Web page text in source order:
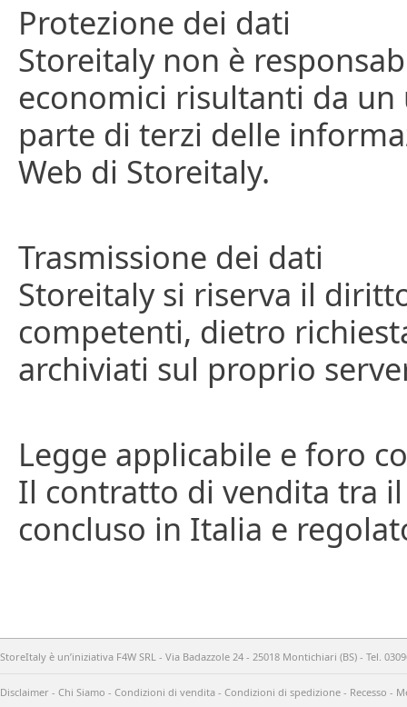
Protezione dei dati
Storeitaly non è
economici risultanti da
parte di terzi delle
Web di Storeitaly.
Trasmissione dei dati
Storeitaly si riserva il
competenti, dietro
archiviati sul proprio
Legge applicabile e foro
Il contratto di vendita tra
concluso in Italia e
StoreItaly è un’iniziativa F4W SRL - Via Badazzole 24 - 25018 Montichiari (BS) - Tel.
Disclaimer - Chi Siamo - Condizioni di vendita - Condizioni di spedizione - Recesso -